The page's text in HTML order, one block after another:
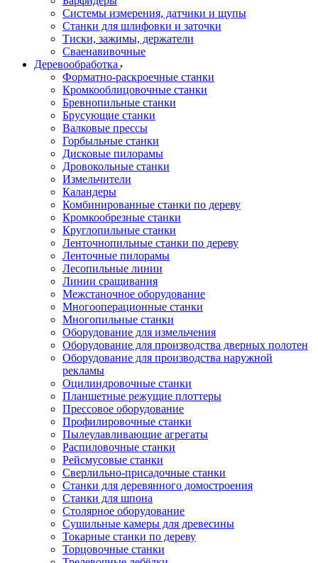
Системы измерения, датчики и щупы
Станки для шлифовки и заточки
Тиски, зажимы, держатели
Cваенавивочные
Деревообработка
Форматно-раскроечные станки
Кромкооблицовочные станки
Бревнопильные станки
Брусующие станки
Валковые прессы
Горбыльные станки
Дисковые пилорамы
Дровокольные станки
Измельчители
Каландеры
Комбинированные станки по дереву
Кромкообрезные станки
Круглопильные станки
Ленточнопильные станки по дереву
Ленточные пилорамы
Лесопильные линии
Линии сращивания
Межстаночное оборудование
Многооперационные станки
Многопильные станки
Оборудование для измельчения
Оборудование для производства дверных полотен
Оборудование для производства наружной
рекламы
Оцилиндровочные станки
Планшетные режущие плоттеры
Прессовое оборудование
Профилировочные станки
Пылеулавливающие агрегаты
Распиловочные станки
Рейсмусовые станки
Сверлильно-присадочные станки
Станки для деревянного домостроения
Станки для шпона
Столярное оборудование
Сушильные камеры для древесины
Токарные станки по дереву
Торцовочные станки